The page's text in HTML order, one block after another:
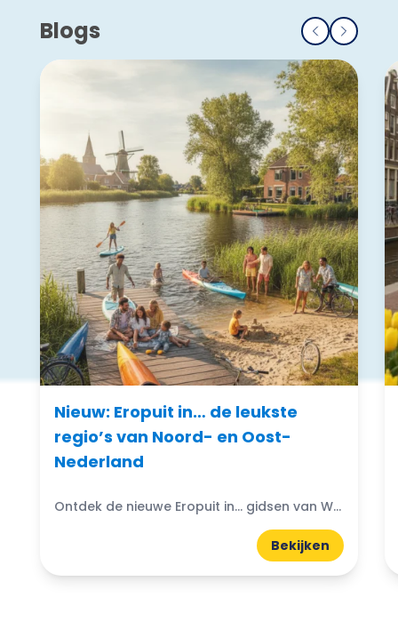
Blogs
Nieuw: Eropuit in… de leukste
regio’s van Noord- en Oost-
Nederland
Ontdek de nieuwe Eropuit in... gidsen van WattedoenVandaag. Compacte A5-gidsen boordevol uitjes, natuur, horeca en tips uit de regio.
Bekijken